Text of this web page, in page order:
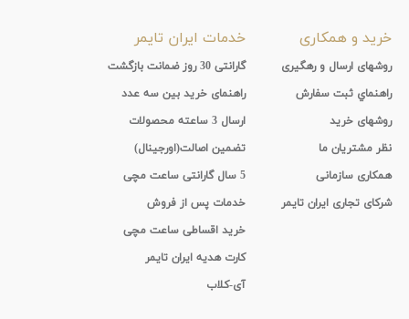
خرید و همکاری
روشهای ارسال و رهگیری
راهنماي ثبت سفارش
روشهای خرید
نظر مشتریان ما
همکاری سازمانی
شرکای تجاری ایران تایمر
خدمات ایران تایمر
گارانتی 30 روز ضمانت بازگشت
راهنمای خرید بین سه عدد
ارسال 3 ساعته محصولات
تضمین اصالت(اورجینال)
5 سال گارانتی ساعت مچی
خدمات پس از فروش
خرید اقساطی ساعت مچی
کارت هدیه ایران تایمر
آی-کلاب